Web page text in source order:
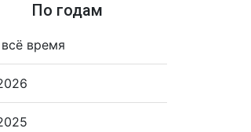
По годам
время